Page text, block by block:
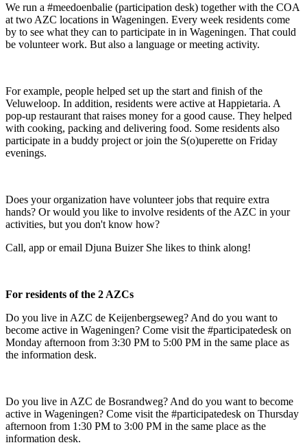
We run a #meedoenbalie (participation desk) together with the COA
at two AZC locations in Wageningen. Every week residents come
by to see what they can to participate in in Wageningen. That could
be volunteer work. But also a language or meeting activity.
For example, people helped set up the start and finish of the
Veluweloop. In addition, residents were active at Happietaria. A
pop-up restaurant that raises money for a good cause. They helped
with cooking, packing and delivering food. Some residents also
participate in a buddy project or join the S(o)uperette on Friday
evenings.
Does your organization have volunteer jobs that require extra
hands? Or would you like to involve residents of the AZC in your
activities, but you don't know how?
Call, app or email Djuna Buizer She likes to think along!
For residents of the 2 AZCs
Do you live in AZC de Keijenbergseweg? And do you want to
become active in Wageningen? Come visit the #participatedesk on
Monday afternoon from 3:30 PM to 5:00 PM in the same place as
the information desk.
Do you live in AZC de Bosrandweg? And do you want to become
active in Wageningen? Come visit the #participatedesk on Thursday
afternoon from 1:30 PM to 3:00 PM in the same place as the
information desk.